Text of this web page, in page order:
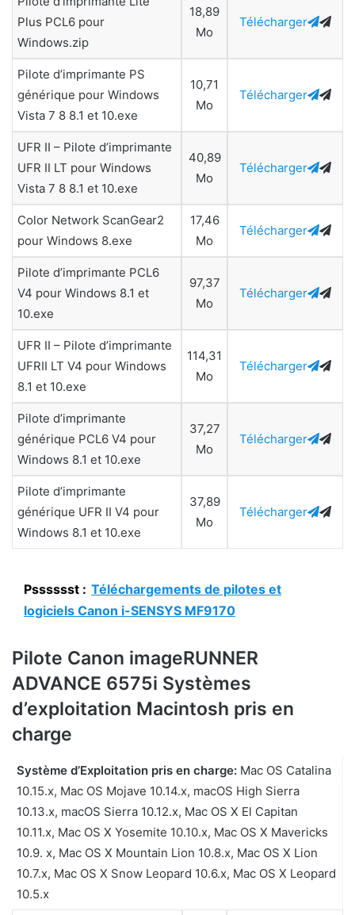
Plus PCL6 pour
Windows.zip
18,89
Mo
Télécharger
Pilote d’imprimante PS
générique pour Windows
Vista 7 8 8.1 et 10.exe
10,71
Mo
Télécharger
UFR II – Pilote d’imprimante
UFR II LT pour Windows
Vista 7 8 8.1 et 10.exe
40,89
Mo
Télécharger
Color Network ScanGear2
pour Windows 8.exe
17,46
Mo
Télécharger
Pilote d’imprimante PCL6
V4 pour Windows 8.1 et
10.exe
97,37
Mo
Télécharger
UFR II – Pilote d’imprimante
UFRII LT V4 pour Windows
8.1 et 10.exe
114,31
Mo
Télécharger
Pilote d’imprimante
générique PCL6 V4 pour
Windows 8.1 et 10.exe
37,27
Mo
Télécharger
Pilote d’imprimante
générique UFR II V4 pour
Windows 8.1 et 10.exe
37,89
Mo
Télécharger
Psssssst : Téléchargements de pilotes et
logiciels Canon i-SENSYS MF9170
Pilote Canon imageRUNNER
ADVANCE 6575i Systèmes
d’exploitation Macintosh pris en
charge
Système d’Exploitation pris en charge: Mac OS Catalina
10.15.x, Mac OS Mojave 10.14.x, macOS High Sierra
10.13.x, macOS Sierra 10.12.x, Mac OS X El Capitan
10.11.x, Mac OS X Yosemite 10.10.x, Mac OS X Mavericks
10.9. x, Mac OS X Mountain Lion 10.8.x, Mac OS X Lion
10.7.x, Mac OS X Snow Leopard 10.6.x, Mac OS X Leopard
10.5.x